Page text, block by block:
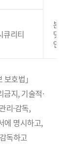
큐리티
본
및
인
호법」
지, 기술적·
리·감독,
에 명시하고,
독하고